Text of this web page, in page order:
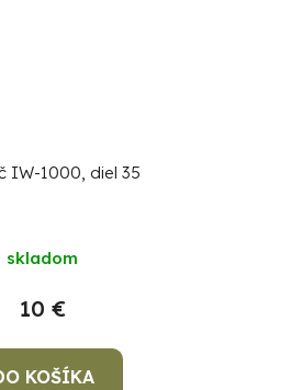
IW-1000, diel 35
skladom
10 €
KOŠÍKA